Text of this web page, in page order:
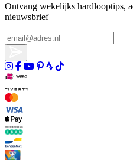
Ontvang wekelijks hardlooptips,
nieuwsbrief